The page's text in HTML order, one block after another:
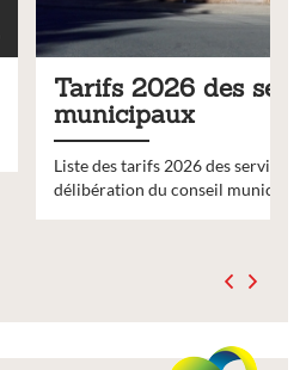
services
services municipaux,
municipal du 19 décembre 2025